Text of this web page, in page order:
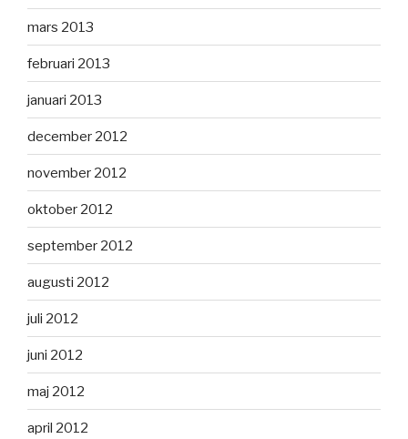
mars 2013
februari 2013
januari 2013
december 2012
november 2012
oktober 2012
september 2012
augusti 2012
juli 2012
juni 2012
maj 2012
april 2012